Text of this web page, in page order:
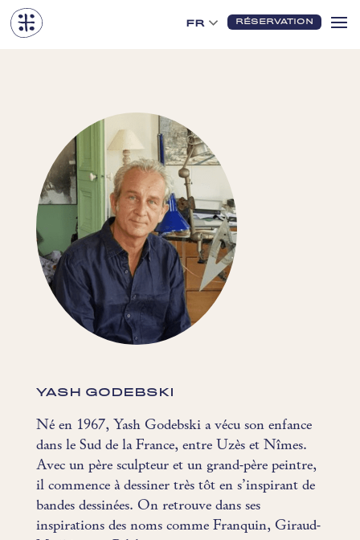
FR RÉSERVATION
YASH GODEBSKI
Né en 1967, Yash Godebski a vécu son enfance
dans le Sud de la France, entre Uzès et Nîmes.
Avec un père sculpteur et un grand-père peintre,
il commence à dessiner très tôt en s’inspirant de
bandes dessinées. On retrouve dans ses
inspirations des noms comme Franquin, Giraud-